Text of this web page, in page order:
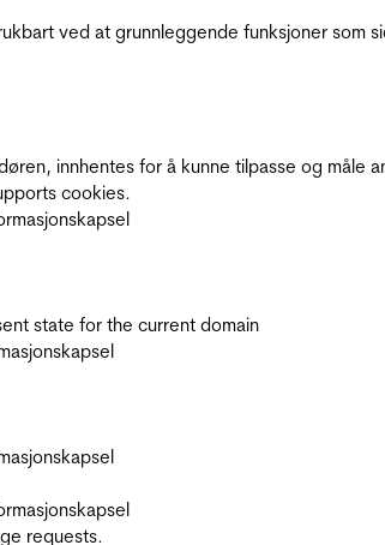
ved at grunnleggende funksjoner
innhentes for å kunne tilpasse og måle
cookies.
state for the current domain
requests.